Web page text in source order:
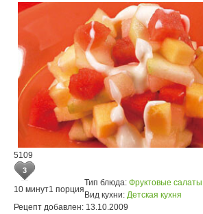
5109
3
10 минут1 порция
Тип блюда: Фруктовые салаты
Вид кухни: Детская кухня
Рецепт добавлен: 13.10.2009